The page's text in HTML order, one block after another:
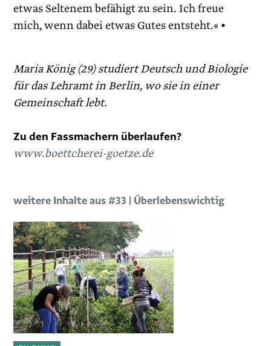
etwas Seltenem befähigt zu sein. Ich freue
mich, wenn dabei etwas Gutes entsteht.« •
Maria König (29) studiert Deutsch und Biologie
für das Lehramt in Berlin, wo sie in einer
Gemeinschaft lebt.
Zu den Fassmachern überlaufen?
www.boettcherei-goetze.de
weitere Inhalte aus #33 | Überlebenswichtig